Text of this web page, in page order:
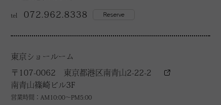
tel 072.962.8338 Reserve
東京ショールーム
〒107-0062 東京都港区南青山2-22-2
南青山篠崎ビル3F
営業時間：AM10:00～PM5:00